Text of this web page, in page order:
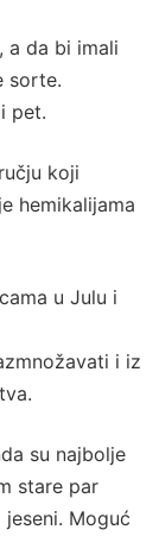
a da bi imali
sorte.
pet.
koji
hemikalijama
u Julu i
i iz
su najbolje
stare par
Moguć